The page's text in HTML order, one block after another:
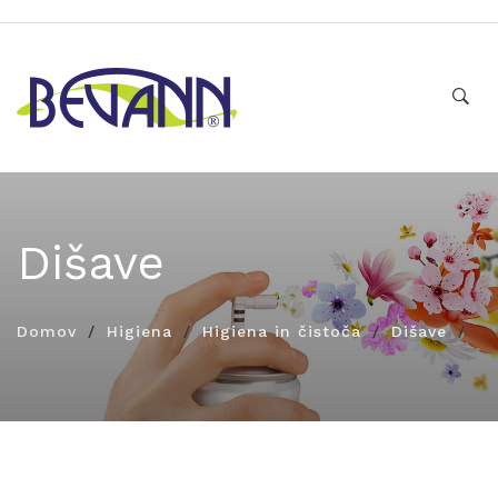
Dišave
Domov Higiena Higiena in čistoča Dišave